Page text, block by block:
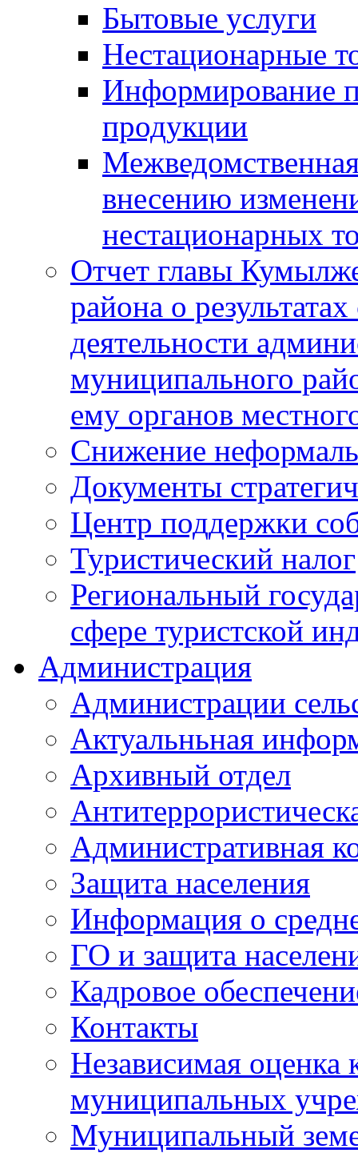
Бытовые услуги
Нестационарные
Информирование
продукции
внесению
нестационарных
Отчет главы
района о
деятельности
муниципального
ему органов
Снижение
Документы
Центр поддержки
Туристический налог
Региональный
сфере туристской
Администрация
Администрации
Актуальньная
Архивный отдел
Административная
Защита населения
Информация о
ГО и защита
Кадровое
Контакты
Независимая оценка
муниципальных
Муниципальный